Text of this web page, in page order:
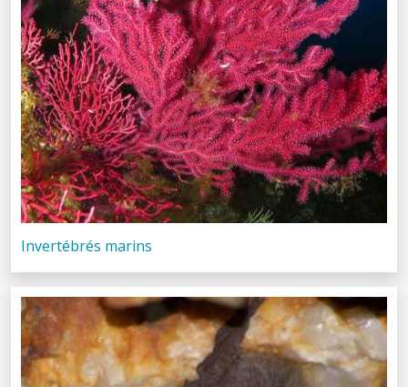
Invertébrés marins